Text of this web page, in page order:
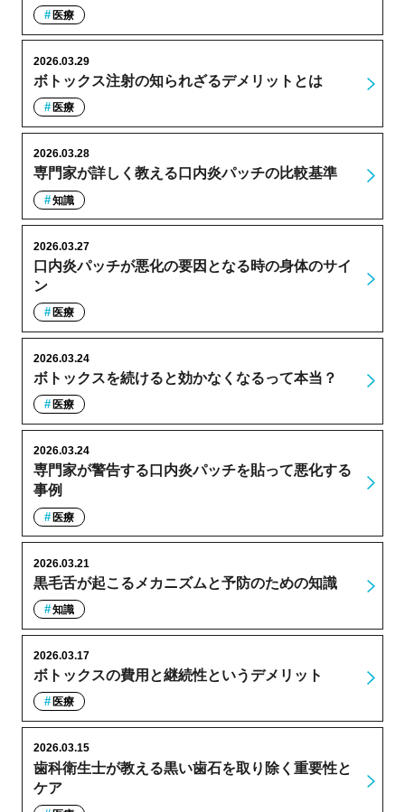
医療
ボトックス注射の知られざるデメリットとは
2026.03.29
医療
専門家が詳しく教える口内炎パッチの比較基準
2026.03.28
知識
口内炎パッチが悪化の要因となる時の身体のサイ
ン
2026.03.27
医療
ボトックスを続けると効かなくなるって本当？
2026.03.24
医療
専門家が警告する口内炎パッチを貼って悪化する
事例
2026.03.24
医療
黒毛舌が起こるメカニズムと予防のための知識
2026.03.21
知識
ボトックスの費用と継続性というデメリット
2026.03.17
医療
歯科衛生士が教える黒い歯石を取り除く重要性と
ケア
2026.03.15